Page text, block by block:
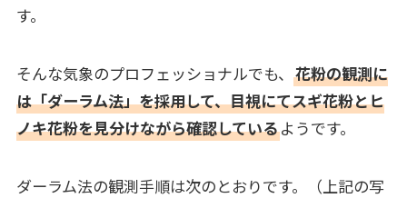
す。
そんな気象のプロフェッショナルでも、 花粉の観測に
は「ダーラム法」を採用して、目視にてスギ花粉とヒ
ノキ花粉を見分けながら確認しているようです。
ダーラム法の観測手順は次のとおりです。（上記の写